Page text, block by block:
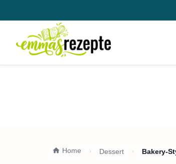
Home Dessert Bakery-